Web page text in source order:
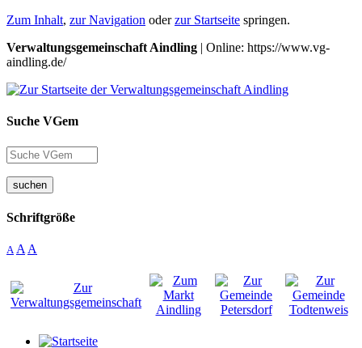
Zum Inhalt, zur Navigation oderzur Startseite springen.
Verwaltungsgemeinschaft Aindling | Online: https://www.vg-
aindling.de/
Suche VGem
suchen
Schriftgröße
A A A